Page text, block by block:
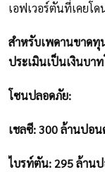
เอฟเวอร์ตันที่เคยโ
สำหรับเพดานขาดทุ
ประเมินเป็นเงินบา
โซนปลอดภัย:
เชลซี: 300 ล้านปอ
ไบรท์ตัน: 295 ล้าน